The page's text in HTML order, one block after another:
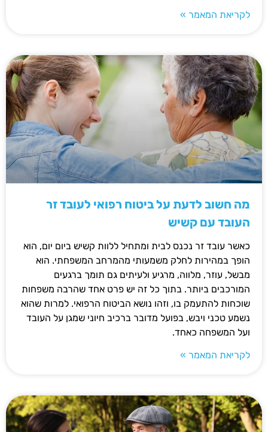
לקריאת המאמר »
מה חשוב לדעת על ביטוח רפואי לעובד זר
העובד עם קשיש
כאשר עובד זר נכנס לבית ומתחיל ללוות קשיש ביום יום, הוא
הופך במהירות לחלק משמעותי מהמרחב המשפחתי. הוא
מבשל, עוזר, מלווה, מרגיע ולעיתים גם תומך ברגעים
המורכבים ביותר. בתוך כל זה יש פרט אחד שהרבה משפחות
שוכחות להתעמק בו, וזהו נושא הביטוח הרפואי. למרות שהוא
נשמע טכני ויבש, בפועל מדובר ברכיב חיוני שמגן על העובד
ועל המשפחה כאחד.
לקריאת המאמר »